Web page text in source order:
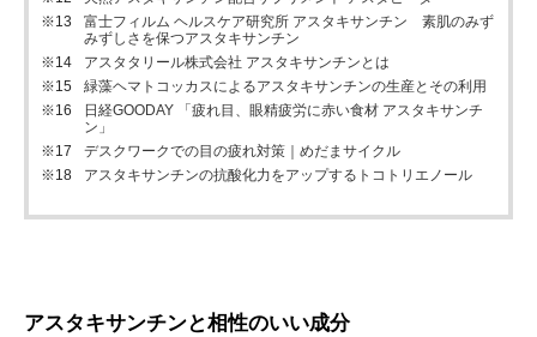
富士フィルム ヘルスケア研究所 アスタキサンチン 素肌のみず
みずしさを保つアスタキサンチン
アスタタリール株式会社 アスタキサンチンとは
緑藻ヘマトコッカスによるアスタキサンチンの生産とその利用
日経GOODAY 「疲れ目、眼精疲労に赤い食材 アスタキサンチ
ン」
デスクワークでの目の疲れ対策｜めだまサイクル
アスタキサンチンの抗酸化力をアップするトコトリエノール
アスタキサンチンと相性のいい成分